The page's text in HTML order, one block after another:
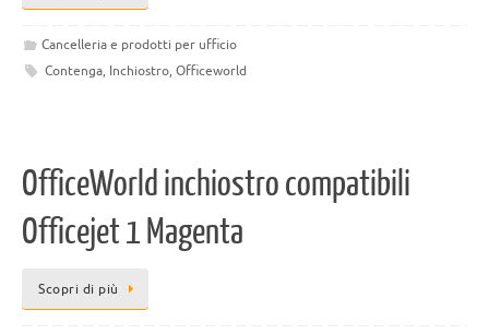
Cancelleria e prodotti per ufficio
Contenga, Inchiostro, Officeworld
OfficeWorld inchiostro compatibili
Officejet 1 Magenta
Scopri di più